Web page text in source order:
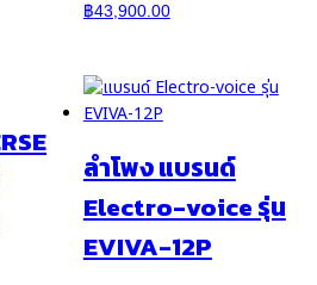
฿43,900.00
ลำโพง แบรนด์
Electro-voice รุ่น
EVIVA-12P